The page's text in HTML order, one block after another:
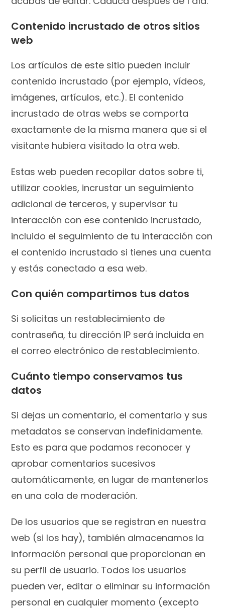
Contenido incrustado de otros sitios
web
Los artículos de este sitio pueden incluir
contenido incrustado (por ejemplo, vídeos,
imágenes, artículos, etc.). El contenido
incrustado de otras webs se comporta
exactamente de la misma manera que si el
visitante hubiera visitado la otra web.
Estas web pueden recopilar datos sobre ti,
utilizar cookies, incrustar un seguimiento
adicional de terceros, y supervisar tu
interacción con ese contenido incrustado,
incluido el seguimiento de tu interacción con
el contenido incrustado si tienes una cuenta
y estás conectado a esa web.
Con quién compartimos tus datos
Si solicitas un restablecimiento de
contraseña, tu dirección IP será incluida en
el correo electrónico de restablecimiento.
Cuánto tiempo conservamos tus
datos
Si dejas un comentario, el comentario y sus
metadatos se conservan indefinidamente.
Esto es para que podamos reconocer y
aprobar comentarios sucesivos
automáticamente, en lugar de mantenerlos
en una cola de moderación.
De los usuarios que se registran en nuestra
web (si los hay), también almacenamos la
información personal que proporcionan en
su perfil de usuario. Todos los usuarios
pueden ver, editar o eliminar su información
personal en cualquier momento (excepto